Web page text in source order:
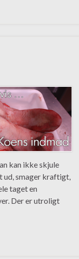
kan ikke skjule
ud, smager kraftigt,
taget en
Der er utroligt